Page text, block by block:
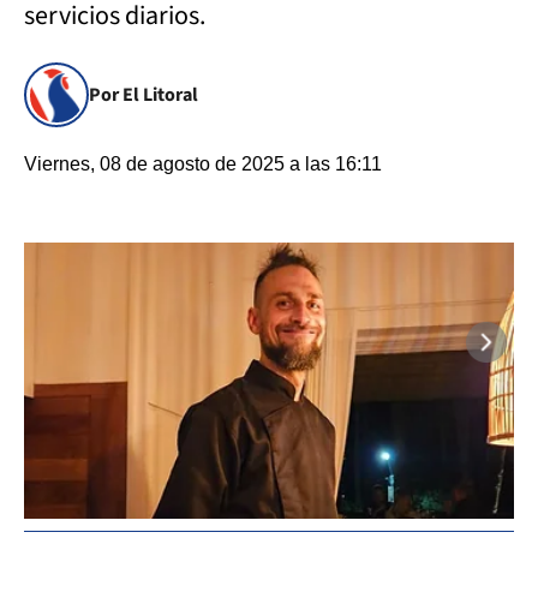
servicios diarios.
Por El Litoral
Viernes, 08 de agosto de 2025 a las 16:11